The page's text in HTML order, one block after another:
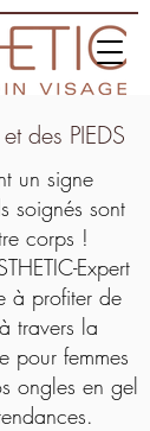
des PIEDS
un signe
soignés sont
corps !
Expert
à profiter de
travers la
pour femmes
ongles en gel